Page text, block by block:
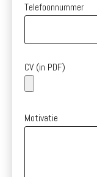
Telefoonnummer
CV (in PDF)
Motivatie